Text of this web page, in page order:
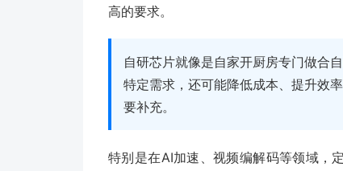
高的要求。
自研芯片就像是自家开厨房专门做合
特定需求，还可能降低成本、提升效
要补充。
特别是在AI加速、视频编解码等领域，